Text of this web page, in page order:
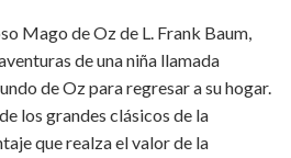
Mago de Oz de L. Frank Baum,
de una niña llamada
de Oz para regresar a su hogar.
los grandes clásicos de la
que realza el valor de la